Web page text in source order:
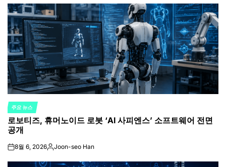
POSTED
IN
주요 뉴스
로보티즈, 휴머노이드 로봇 ‘AI 사피엔스’ 소프트웨어 전면
공개
on8월 6, 2026Posted
Joon-seo Han